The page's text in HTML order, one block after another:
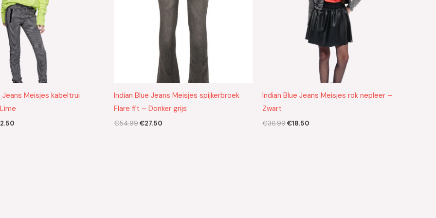
Jeans Meisjes kabeltrui
Indian Blue Jeans Meisjes spijkerbroek
Flare fit – Donker grijs
€54.99€27.50
Indian Blue Jeans Meisjes rok nepleer –
Zwart
€36.99€18.50